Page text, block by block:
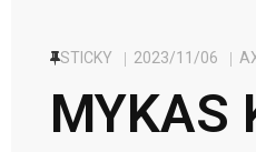
STICKY 2023/11/06
MYKAS